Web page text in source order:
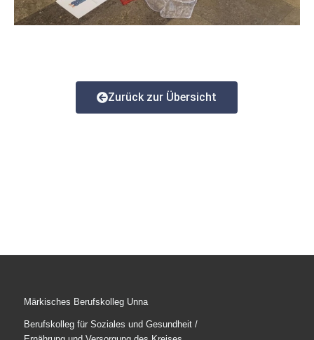
Zurück zur Übersicht
Märkisches Berufskolleg Unna
Berufskolleg für Soziales und Gesundheit /